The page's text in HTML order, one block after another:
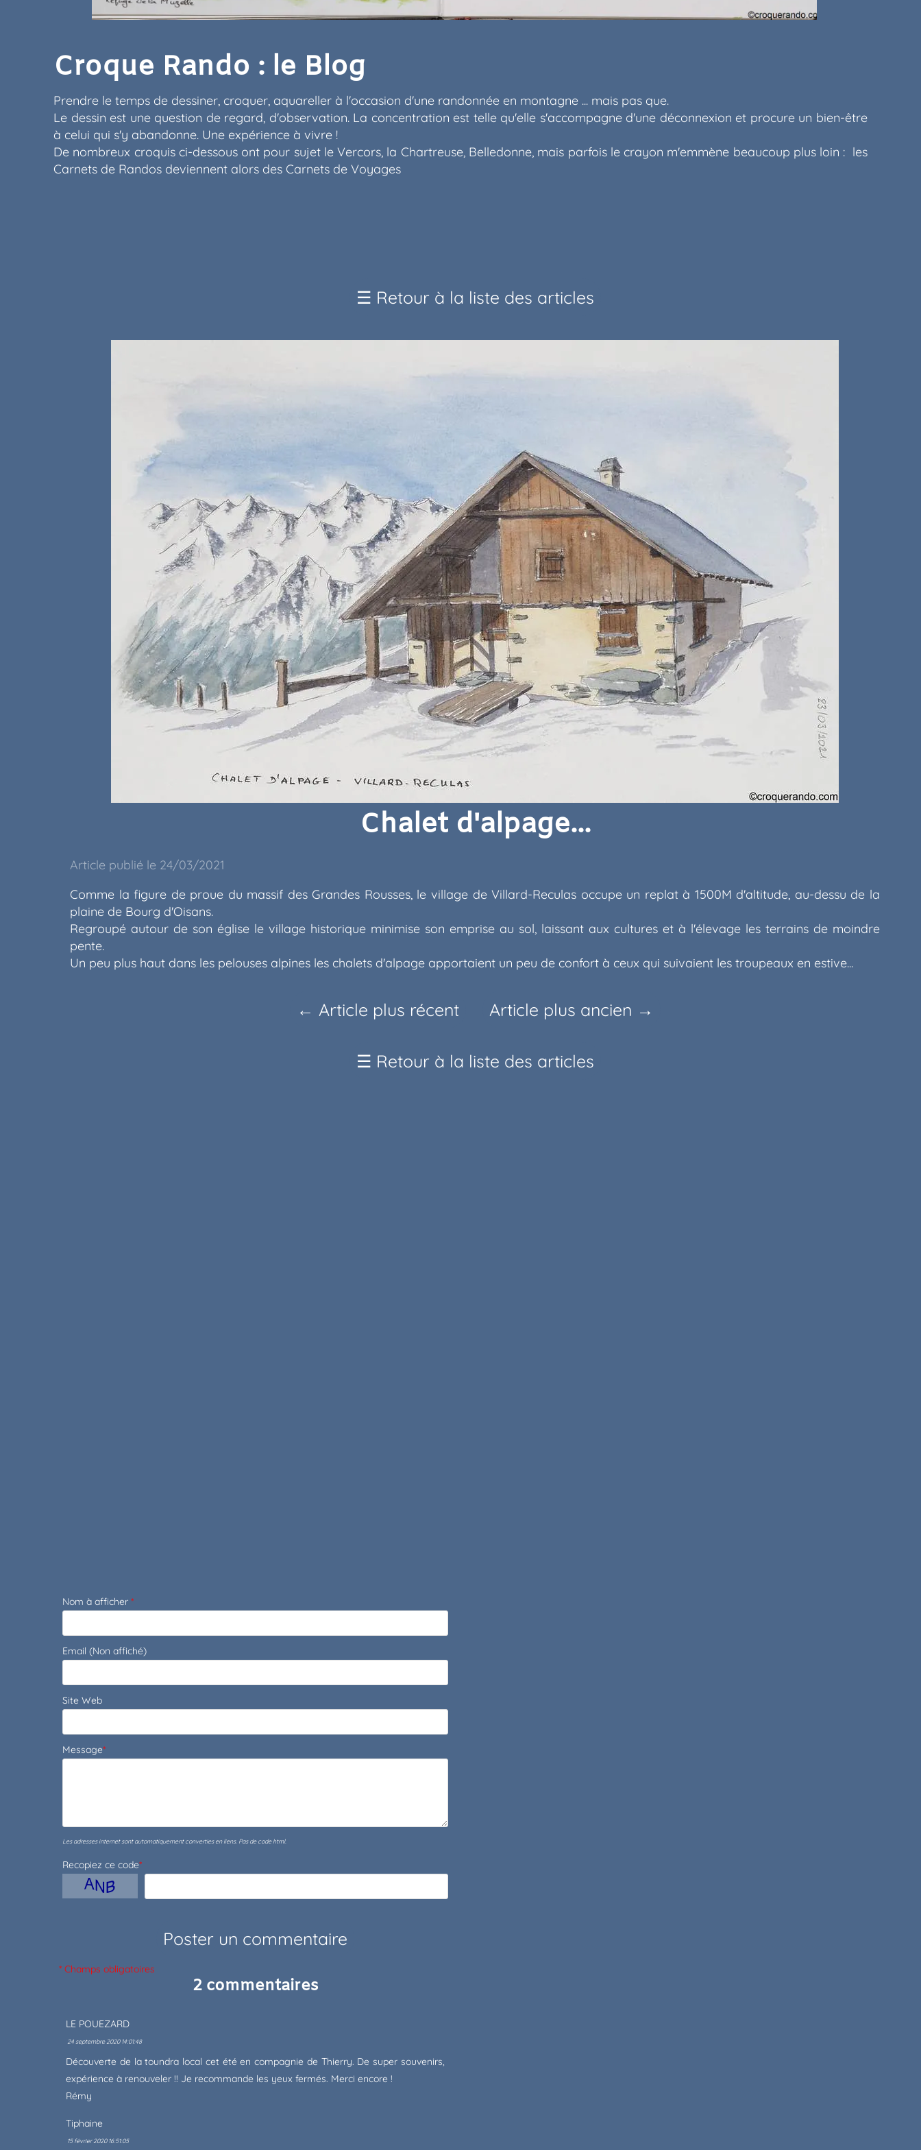
Croque Rando : le Blog
Prendre le temps de dessiner, croquer, aquareller à l'occasion d'une randonnée en montagne ... mais pas que.
Le dessin est une question de regard, d'observation. La concentration est telle qu'elle s'accompagne d'une déconnexion et procure un bien-être
à celui qui s'y abandonne. Une expérience à vivre !
De nombreux croquis ci-dessous ont pour sujet le Vercors, la Chartreuse, Belledonne, mais parfois le crayon m'emmène beaucoup plus loin : les
Carnets de Randos deviennent alors des Carnets de Voyages
☰ Retour à la liste des articles
Chalet d'alpage...
Article publié le 24/03/2021
Comme la figure de proue du massif des Grandes Rousses, le village de Villard-Reculas occupe un replat à 1500M d'altitude, au-dessu de la
plaine de Bourg d'Oisans.
Regroupé autour de son église le village historique minimise son emprise au sol, laissant aux cultures et à l'élevage les terrains de moindre
pente.
Un peu plus haut dans les pelouses alpines les chalets d'alpage apportaient un peu de confort à ceux qui suivaient les troupeaux en estive...
← Article plus récent Article plus ancien →
☰ Retour à la liste des articles
Nom à afficher *
Email (Non affiché)
Site Web
Message*
Les adresses internet sont automatiquement converties en liens. Pas de code html.
Recopiez ce code*
* Champs obligatoires
2 commentaires
LE POUEZARD
24 septembre 2020 14:01:48
Découverte de la toundra local cet été en compagnie de Thierry. De super souvenirs,
expérience à renouveler !! Je recommande les yeux fermés. Merci encore !
Rémy
Tiphaine
15 février 2020 16:51:05